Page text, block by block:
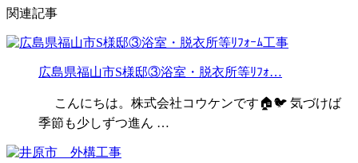
関連記事
広島県福山市S様邸③浴室・脱衣所等ﾘﾌｫ…
こんにちは。株式会社コウケンです🏠🐦 気づけば
季節も少しずつ進ん …